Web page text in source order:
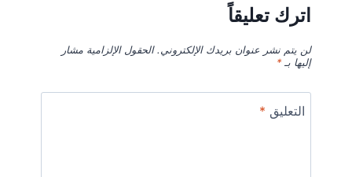
اترك تعليقاً
لن يتم نشر عنوان بريدك الإلكتروني. الحقول الإلزامية مشار
إليها بـ*
التعليق *